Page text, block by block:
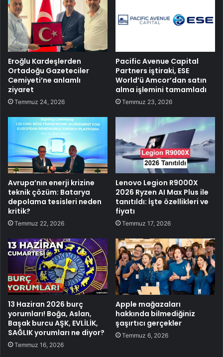
Eroğlu Kardeşlerden
Ortadoğu Gazeteciler
Cemiyeti’ne anlamlı
ziyaret
Temmuz 24, 2026
Pacific Avenue Capital
Partners iştiraki, ESE
World’ü Amcor’dan satın
alma işlemini tamamladı
Temmuz 23, 2026
Avrupa’nın enerji krizine
teknik çözüm: Batarya
depolama tesisleri neden
kritik?
Temmuz 22, 2026
Lenovo Legion R9000X
2026 Ryzen AI Max Plus ile
tanıtıldı: İşte özellikleri ve
fiyatı
Temmuz 17, 2026
13 Haziran 2026 burç
yorumları! Boğa, Aslan,
Başak burcu AŞK, EVLİLİK,
SAĞLIK yorumları ne diyor?
Temmuz 16, 2026
Apple mağazaları
hakkında bilmediğiniz
şaşırtıcı gerçekler
Temmuz 6, 2026